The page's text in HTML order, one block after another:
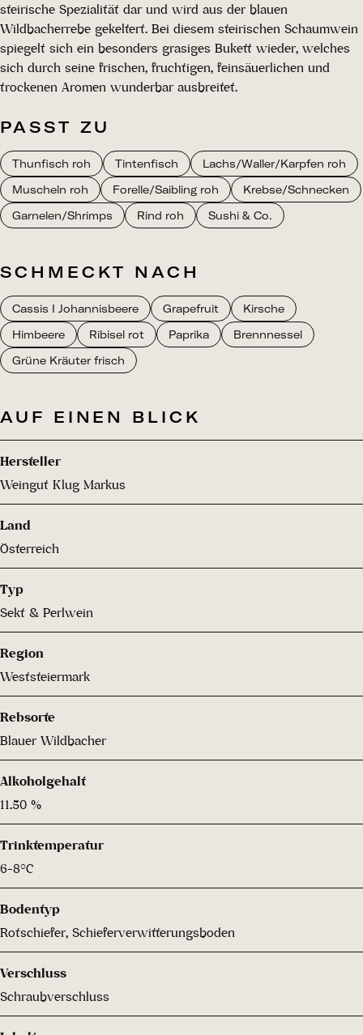
steirische Spezialität dar und wird aus der blauen
Wildbacherrebe gekeltert. Bei diesem steirischen Schaumwein
spiegelt sich ein besonders grasiges Bukett wieder, welches
sich durch seine frischen, fruchtigen, feinsäuerlichen und
trockenen Aromen wunderbar ausbreitet.
PASST ZU
Thunfisch roh Tintenfisch
Lachs/Waller/Karpfen roh
Muscheln roh
Forelle/Saibling roh
Krebse/Schnecken
Garnelen/Shrimps
Rind roh Sushi & Co.
SCHMECKT NACH
Cassis I Johannisbeere Grapefruit
Kirsche
Himbeere
Ribisel rot Paprika
Brennnessel
Grüne Kräuter frisch
AUF EINEN BLICK
Hersteller
Weingut Klug Markus
Land
Österreich
Typ
Sekt & Perlwein
Region
Weststeiermark
Rebsorte
Blauer Wildbacher
Alkoholgehalt
11.50 %
Trinktemperatur
6-8°C
Bodentyp
Rotschiefer, Schieferverwitterungsboden
Verschluss
Schraubverschluss